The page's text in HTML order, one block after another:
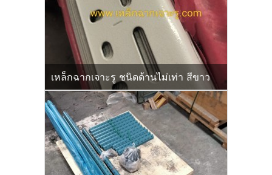
เหล็กฉากเจาะรู ชนิดด้านไม่เท่า สีขาว